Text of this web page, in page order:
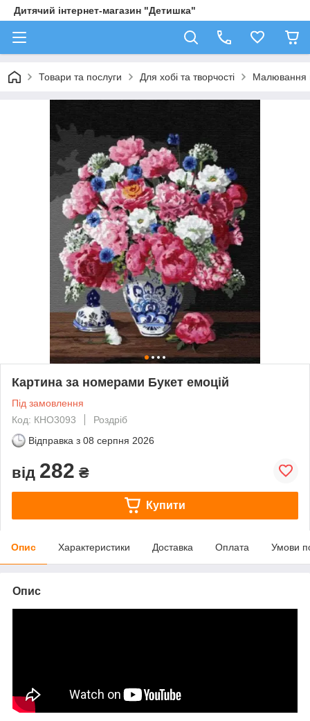
Дитячий інтернет-магазин "Детишка"
Товари та послуги Для хобі та творчості Малювання
Картина за номерами Букет емоцій
Під замовлення
Код: КНО3093
Роздріб
Відправка з 08 серпня 2026
від 282 ₴
Купити
Опис Характеристики Доставка Оплата Умови
Опис